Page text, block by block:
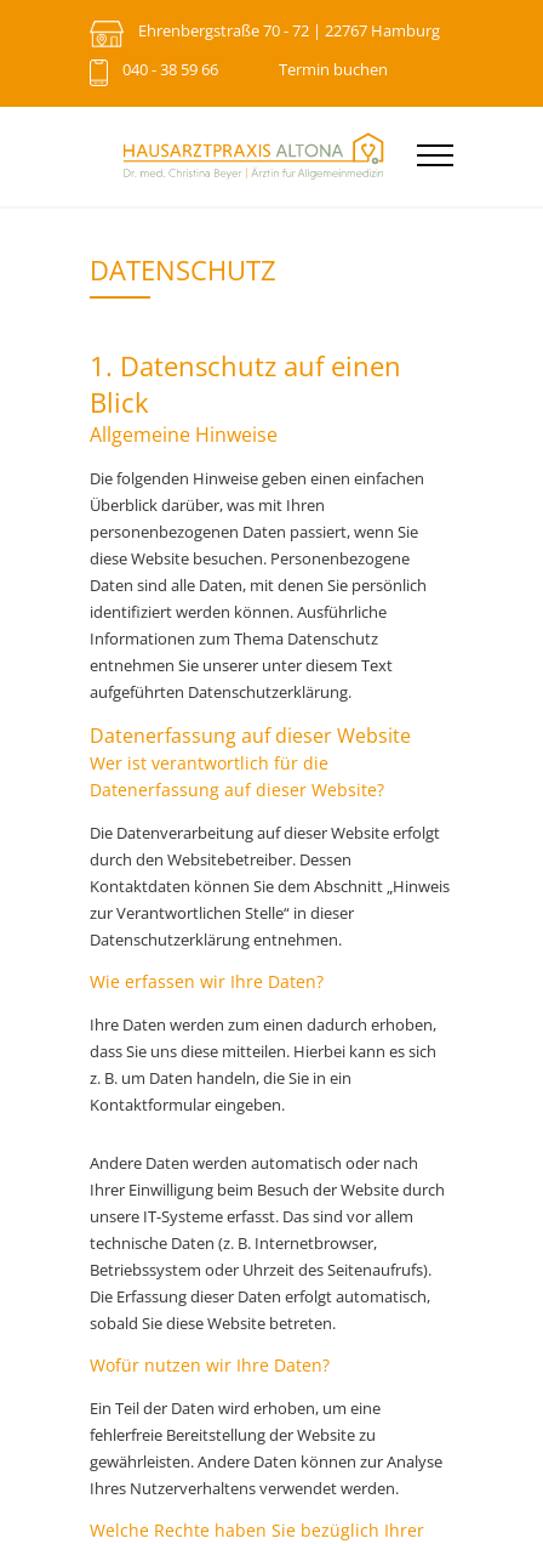
Ehrenbergstraße 70 - 72 | 22767 Hamburg
040 - 38 59 66
Termin buchen
DATENSCHUTZ
1. Datenschutz auf einen
Blick
Allgemeine Hinweise
Die folgenden Hinweise geben einen einfachen
Überblick darüber, was mit Ihren
personenbezogenen Daten passiert, wenn Sie
diese Website besuchen. Personenbezogene
Daten sind alle Daten, mit denen Sie persönlich
identifiziert werden können. Ausführliche
Informationen zum Thema Datenschutz
entnehmen Sie unserer unter diesem Text
aufgeführten Datenschutzerklärung.
Datenerfassung auf dieser Website
Wer ist verantwortlich für die
Datenerfassung auf dieser Website?
Die Datenverarbeitung auf dieser Website erfolgt
durch den Websitebetreiber. Dessen
Kontaktdaten können Sie dem Abschnitt „Hinweis
zur Verantwortlichen Stelle“ in dieser
Datenschutzerklärung entnehmen.
Wie erfassen wir Ihre Daten?
Ihre Daten werden zum einen dadurch erhoben,
dass Sie uns diese mitteilen. Hierbei kann es sich
z. B. um Daten handeln, die Sie in ein
Kontaktformular eingeben.
Andere Daten werden automatisch oder nach
Ihrer Einwilligung beim Besuch der Website durch
unsere IT-Systeme erfasst. Das sind vor allem
technische Daten (z. B. Internetbrowser,
Betriebssystem oder Uhrzeit des Seitenaufrufs).
Die Erfassung dieser Daten erfolgt automatisch,
sobald Sie diese Website betreten.
Wofür nutzen wir Ihre Daten?
Ein Teil der Daten wird erhoben, um eine
fehlerfreie Bereitstellung der Website zu
gewährleisten. Andere Daten können zur Analyse
Ihres Nutzerverhaltens verwendet werden.
Welche Rechte haben Sie bezüglich Ihrer